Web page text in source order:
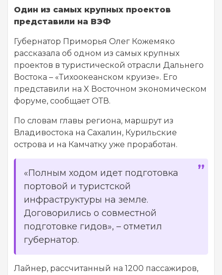
Один из самых крупных проектов
представили на ВЭФ
Губернатор Приморья Олег Кожемяко
рассказала об одном из самых крупных
проектов в туристической отрасли Дальнего
Востока – «Тихоокеанском круизе». Его
представили на X Восточном экономическом
форуме, сообщает ОТВ.
По словам главы региона, маршрут из
Владивостока на Сахалин, Курильские
острова и на Камчатку уже проработан.
«Полным ходом идет подготовка
портовой и туристской
инфраструктуры на земле.
Договорились о совместной
подготовке гидов», – отметил
губернатор.
Лайнер, рассчитанный на 1200 пассажиров,